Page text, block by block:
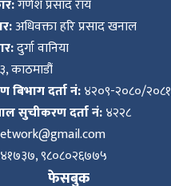
गणेश प्रसाद राय
अधिवक्ता हरि प्रसाद खनाल
दुर्गा वानिया
काठमाडौं
बिभाग दर्ता नं:४२०९-२०८०/२०८१
सुचीकरण दर्ता नं:४२२८
९८०८०२६७७५
फेसबुक